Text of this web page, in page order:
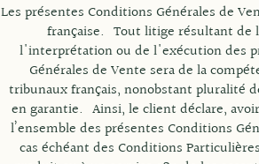
Les présentes Conditions Générales de
française. Tout litige résultant de
l'interprétation ou de l'exécution des
Générales de Vente sera de la
tribunaux français, nonobstant pluralité
en garantie. Ainsi, le client déclare,
l’ensemble des présentes Conditions
cas échéant des Conditions